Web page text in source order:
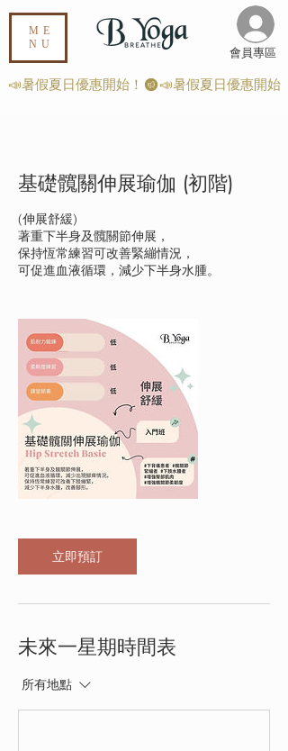
ME
NU
​會員專區
📣暑假夏日優惠開始！
基礎髖關伸展瑜伽 (初階)
(伸展舒緩)
著重下半身及髖關節伸展，
保持恆常練習可改善緊繃情況，
可促進血液循環，減少下半身水腫。
立即預訂
未來一星期時間表
所有地點